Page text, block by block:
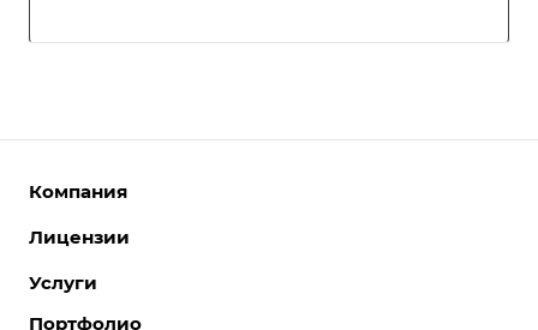
Компания
О компании
Лицензии
Интернет-магазины
Корпоративные сайты
Услуги
Портфолио